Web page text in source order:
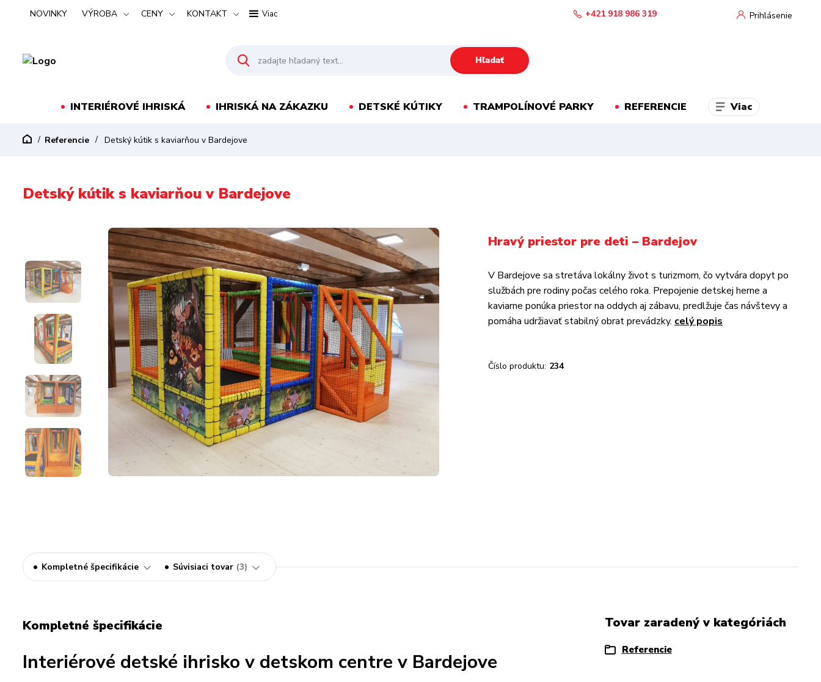
NOVINKY VÝROBA CENY KONTAKT Viac Prihlásenie
Hľadať
+421 918 986 319
INTERIÉROVÉ IHRISKÁ IHRISKÁ NA ZÁKAZKU DETSKÉ KÚTIKY TRAMPOLÍNOVÉ PARKY REFERENCIE Viac
Referencie Detský kútik s kaviarňou v Bardejove
Detský kútik s kaviarňou v Bardejove
Hravý priestor pre deti – Bardejov
V Bardejove sa stretáva lokálny život s turizmom, čo vytvára dopyt po
službách pre rodiny počas celého roka. Prepojenie detskej herne a
kaviarne ponúka priestor na oddych aj zábavu, predlžuje čas návštevy a
pomáha udržiavať stabilný obrat prevádzky. celý popis
Číslo produktu: 234
Kompletné špecifikácie Súvisiaci tovar 3
Kompletné špecifikácie
Interiérové detské ihrisko v detskom centre v Bardejove
Tovar zaradený v kategóriách
Referencie